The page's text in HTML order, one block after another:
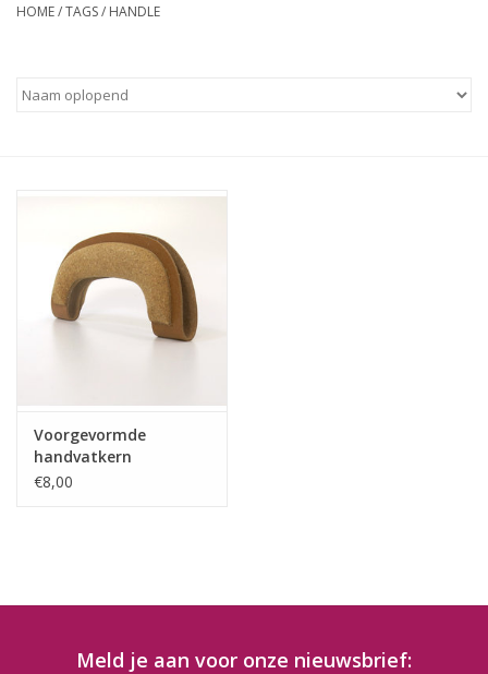
HOME/TAGS/ HANDLE
Voorgevormde
handvatkern
€8,00
Meld je aan voor onze nieuwsbrief: